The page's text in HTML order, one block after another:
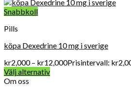
Snabbkoll
Pills
köpa Dexedrine 10 mg i sverige
kr2,000 – kr12,000Prisintervall:
Välj alternativ
Om oss